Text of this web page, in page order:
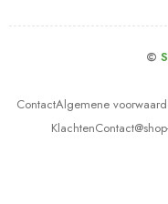
©
ContactAlgemene
Klachten